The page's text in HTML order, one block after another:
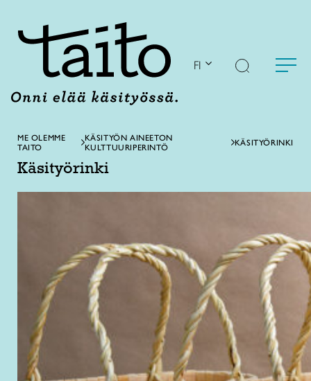
FI
ME OLEMME
TAITO
KÄSITYÖN AINEETON
KULTTUURIPERINTÖ
KÄSITYÖRINKI
Käsityörinki